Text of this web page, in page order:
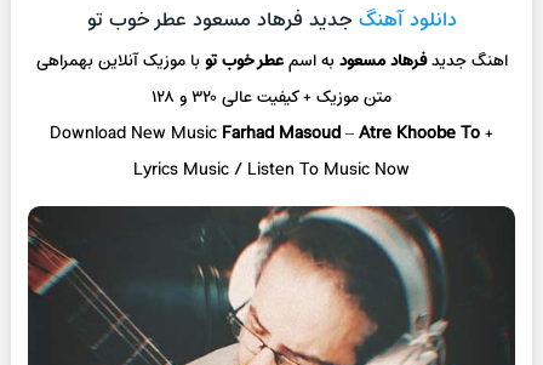
دانلود آهنگ جدید فرهاد مسعود عطر خوب تو
اهنگ جدیدفرهاد مسعودبه اسمعطر خوب توبا موزیک آنلاینبهمراهی
متن موزیک + کیفیت عالی ۳۲۰ و ۱۲۸
Download New Music Farhad Masoud–Atre Khoobe To+
Lyrics Music / Listen To Music Now